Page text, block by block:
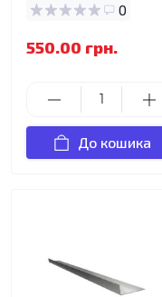
0
550.00 грн.
До кошика